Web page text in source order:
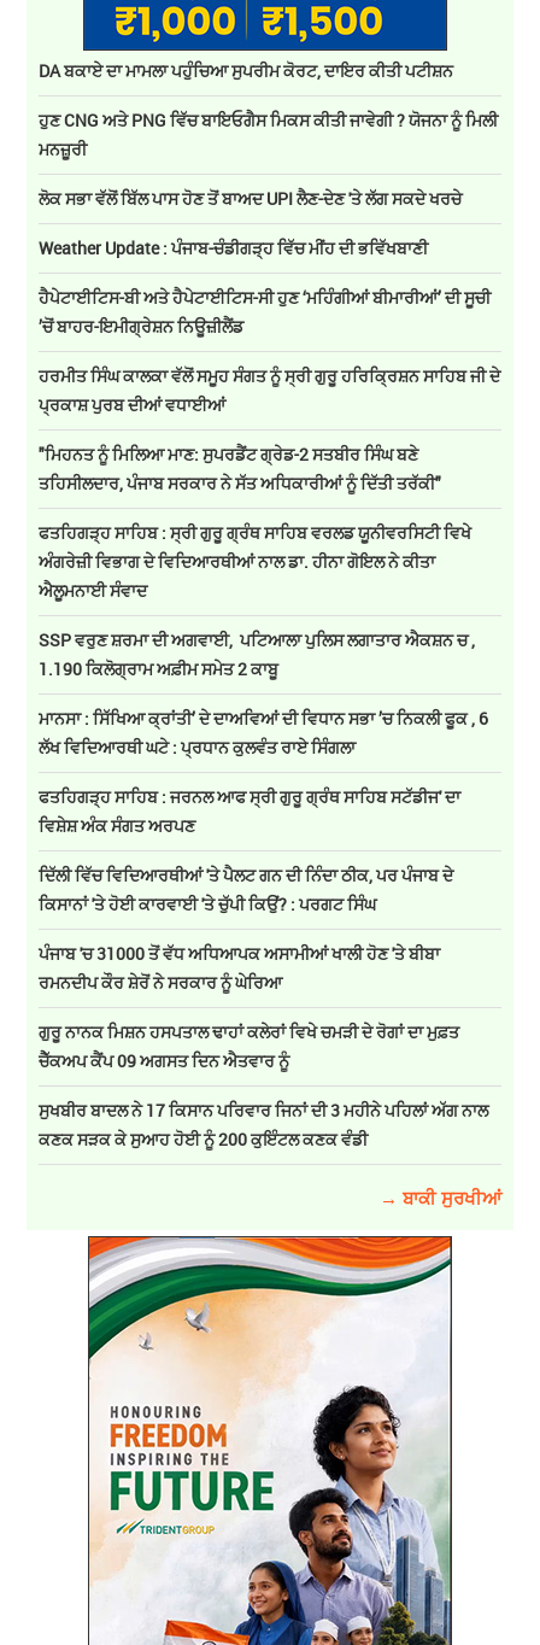
DA ਬਕਾਏ ਦਾ ਮਾਮਲਾ ਪਹੁੰਚਿਆ ਸੁਪਰੀਮ ਕੋਰਟ, ਦਾਇਰ ਕੀਤੀ ਪਟੀਸ਼ਨ
ਹੁਣ CNG ਅਤੇ PNG ਵਿੱਚ ਬਾਇਓਗੈਸ ਮਿਕਸ ਕੀਤੀ ਜਾਵੇਗੀ ? ਯੋਜਨਾ ਨੂੰ ਮਿਲੀ
ਮਨਜ਼ੂਰੀ
ਲੋਕ ਸਭਾ ਵੱਲੋਂ ਬਿੱਲ ਪਾਸ ਹੋਣ ਤੋਂ ਬਾਅਦ UPI ਲੈਣ-ਦੇਣ 'ਤੇ ਲੱਗ ਸਕਦੇ ਖਰਚੇ
Weather Update : ਪੰਜਾਬ-ਚੰਡੀਗੜ੍ਹ ਵਿੱਚ ਮੀਂਹ ਦੀ ਭਵਿੱਖਬਾਣੀ
ਹੈਪੇਟਾਈਟਿਸ-ਬੀ ਅਤੇ ਹੈਪੇਟਾਈਟਿਸ-ਸੀ ਹੁਣ ‘ਮਹਿੰਗੀਆਂ ਬੀਮਾਰੀਆਂ’ ਦੀ ਸੂਚੀ
’ਚੋਂ ਬਾਹਰ-ਇਮੀਗ੍ਰੇਸ਼ਨ ਨਿਊਜ਼ੀਲੈਂਡ
ਹਰਮੀਤ ਸਿੰਘ ਕਾਲਕਾ ਵੱਲੋਂ ਸਮੂਹ ਸੰਗਤ ਨੂੰ ਸ੍ਰੀ ਗੁਰੂ ਹਰਿਕ੍ਰਿਸ਼ਨ ਸਾਹਿਬ ਜੀ ਦੇ
ਪ੍ਰਕਾਸ਼ ਪੁਰਬ ਦੀਆਂ ਵਧਾਈਆਂ
"ਮਿਹਨਤ ਨੂੰ ਮਿਲਿਆ ਮਾਣ: ਸੁਪਰਡੈਂਟ ਗ੍ਰੇਡ-2 ਸਤਬੀਰ ਸਿੰਘ ਬਣੇ
ਤਹਿਸੀਲਦਾਰ, ਪੰਜਾਬ ਸਰਕਾਰ ਨੇ ਸੱਤ ਅਧਿਕਾਰੀਆਂ ਨੂੰ ਦਿੱਤੀ ਤਰੱਕੀ"
ਫਤਹਿਗੜ੍ਹ ਸਾਹਿਬ : ਸ੍ਰੀ ਗੁਰੂ ਗ੍ਰੰਥ ਸਾਹਿਬ ਵਰਲਡ ਯੂਨੀਵਰਸਿਟੀ ਵਿਖੇ
ਅੰਗਰੇਜ਼ੀ ਵਿਭਾਗ ਦੇ ਵਿਦਿਆਰਥੀਆਂ ਨਾਲ ਡਾ. ਹੀਨਾ ਗੋਇਲ ਨੇ ਕੀਤਾ
ਐਲੂਮਨਾਈ ਸੰਵਾਦ
SSP ਵਰੁਣ ਸ਼ਰਮਾ ਦੀ ਅਗਵਾਈ, ਪਟਿਆਲਾ ਪੁਲਿਸ ਲਗਾਤਾਰ ਐਕਸ਼ਨ ਚ ,
1.190 ਕਿਲੋਗ੍ਰਾਮ ਅਫ਼ੀਮ ਸਮੇਤ 2 ਕਾਬੂ
ਮਾਨਸਾ : ਸਿੱਖਿਆ ਕ੍ਰਾਂਤੀ’ ਦੇ ਦਾਅਵਿਆਂ ਦੀ ਵਿਧਾਨ ਸਭਾ ’ਚ ਨਿਕਲੀ ਫੂਕ , 6
ਲੱਖ ਵਿਦਿਆਰਥੀ ਘਟੇ : ਪ੍ਰਧਾਨ ਕੁਲਵੰਤ ਰਾਏ ਸਿੰਗਲਾ
ਫਤਹਿਗੜ੍ਹ ਸਾਹਿਬ : ਜਰਨਲ ਆਫ ਸ੍ਰੀ ਗੁਰੂ ਗ੍ਰੰਥ ਸਾਹਿਬ ਸਟੱਡੀਜ' ਦਾ
ਵਿਸ਼ੇਸ਼ ਅੰਕ ਸੰਗਤ ਅਰਪਣ
ਦਿੱਲੀ ਵਿੱਚ ਵਿਦਿਆਰਥੀਆਂ 'ਤੇ ਪੈਲਟ ਗਨ ਦੀ ਨਿੰਦਾ ਠੀਕ, ਪਰ ਪੰਜਾਬ ਦੇ
ਕਿਸਾਨਾਂ 'ਤੇ ਹੋਈ ਕਾਰਵਾਈ 'ਤੇ ਚੁੱਪੀ ਕਿਉਂ? : ਪਰਗਟ ਸਿੰਘ
ਪੰਜਾਬ 'ਚ 31000 ਤੋਂ ਵੱਧ ਅਧਿਆਪਕ ਅਸਾਮੀਆਂ ਖਾਲੀ ਹੋਣ 'ਤੇ ਬੀਬਾ
ਰਮਨਦੀਪ ਕੌਰ ਸ਼ੇਰੋਂ ਨੇ ਸਰਕਾਰ ਨੂੰ ਘੇਰਿਆ
ਗੁਰੂ ਨਾਨਕ ਮਿਸ਼ਨ ਹਸਪਤਾਲ ਢਾਹਾਂ ਕਲੇਰਾਂ ਵਿਖੇ ਚਮੜੀ ਦੇ ਰੋਗਾਂ ਦਾ ਮੁਫ਼ਤ
ਚੈੱਕਅਪ ਕੈਂਪ 09 ਅਗਸਤ ਦਿਨ ਐਤਵਾਰ ਨੂੰ
ਸੁਖਬੀਰ ਬਾਦਲ ਨੇ 17 ਕਿਸਾਨ ਪਰਿਵਾਰ ਜਿਨਾਂ ਦੀ 3 ਮਹੀਨੇ ਪਹਿਲਾਂ ਅੱਗ ਨਾਲ
ਕਣਕ ਸੜਕ ਕੇ ਸੁਆਹ ਹੋਈ ਨੂੰ 200 ਕੁਇੰਟਲ ਕਣਕ ਵੰਡੀ
→ ਬਾਕੀ ਸੁਰਖੀਆਂ